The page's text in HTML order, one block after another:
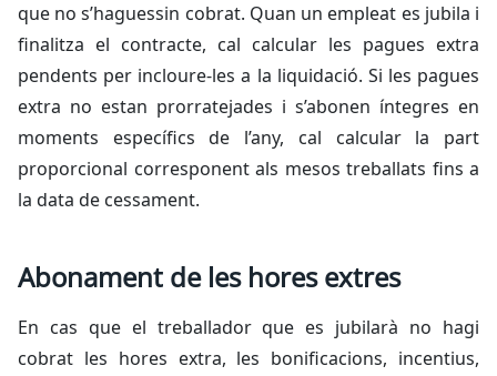
que no s’haguessin cobrat. Quan un empleat es jubila i
finalitza el contracte, cal calcular les pagues extra
pendents per incloure-les a la liquidació. Si les pagues
extra no estan prorratejades i s’abonen íntegres en
moments específics de l’any, cal calcular la part
proporcional corresponent als mesos treballats fins a
la data de cessament.
Abonament de les hores extres
En cas que el treballador que es jubilarà no hagi
cobrat les hores extra, les bonificacions, incentius,